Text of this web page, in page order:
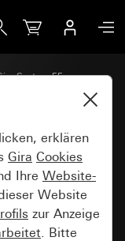
System 55
und
erklären
Gira Cookies
Ihre Website-
Website
zur Anzeige
. Bitte